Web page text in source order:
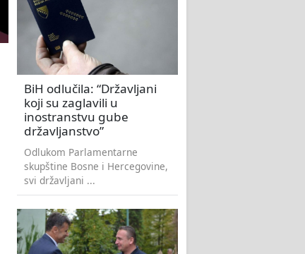
BiH odlučila: “Državljani
koji su zaglavili u
inostranstvu gube
državljanstvo”
Odlukom Parlamentarne
skupštine Bosne i Hercegovine,
svi državljani ...